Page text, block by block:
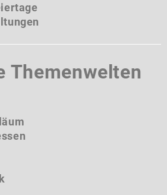
Themenwelten